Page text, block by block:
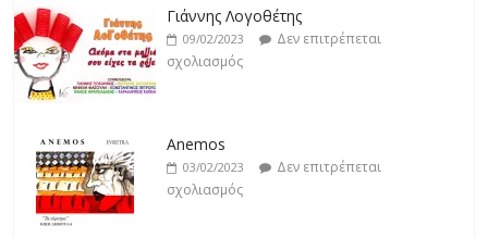
Γιάννης Λογοθέτης
09/02/2023
Δεν επιτρέπεται
σχολιασμός
Anemos
03/02/2023
Δεν επιτρέπεται
σχολιασμός